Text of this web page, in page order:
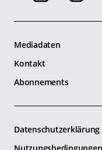
Mediadaten
Kontakt
Abonnements
Datenschutzerklärung